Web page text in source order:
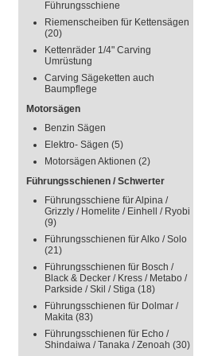
Führungsschiene
Riemenscheiben für Kettensägen
(20)
Kettenräder 1/4" Carving
Umrüstung
Carving Sägeketten auch
Baumpflege
Motorsägen
Benzin Sägen
Elektro- Sägen (5)
Motorsägen Aktionen (2)
Führungsschienen / Schwerter
Führungsschiene für Alpina /
Grizzly / Homelite / Einhell / Ryobi
(9)
Führungsschienen für Alko / Solo
(21)
Führungsschienen für Bosch /
Black & Decker / Kress / Metabo /
Parkside / Skil / Stiga (18)
Führungsschienen für Dolmar /
Makita (83)
Führungsschienen für Echo /
Shindaiwa / Tanaka / Zenoah (30)